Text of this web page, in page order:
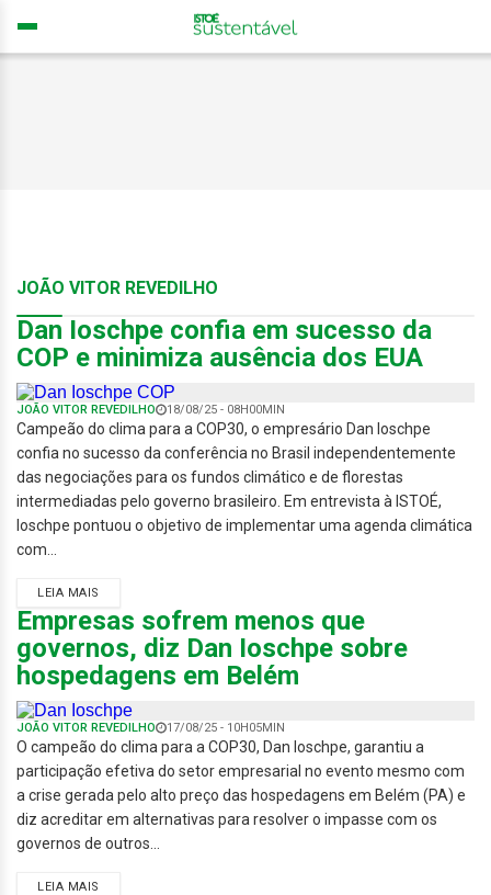
JOÃO VITOR REVEDILHO
Dan Ioschpe confia em sucesso da
COP e minimiza ausência dos EUA
JOÃO VITOR REVEDILHO 18/08/25 - 08H00MIN
Campeão do clima para a COP30, o empresário Dan Ioschpe
confia no sucesso da conferência no Brasil independentemente
das negociações para os fundos climático e de florestas
intermediadas pelo governo brasileiro. Em entrevista à ISTOÉ,
Ioschpe pontuou o objetivo de implementar uma agenda climática
com...
LEIA MAIS
Empresas sofrem menos que
governos, diz Dan Ioschpe sobre
hospedagens em Belém
JOÃO VITOR REVEDILHO 17/08/25 - 10H05MIN
O campeão do clima para a COP30, Dan Ioschpe, garantiu a
participação efetiva do setor empresarial no evento mesmo com
a crise gerada pelo alto preço das hospedagens em Belém (PA) e
diz acreditar em alternativas para resolver o impasse com os
governos de outros...
LEIA MAIS